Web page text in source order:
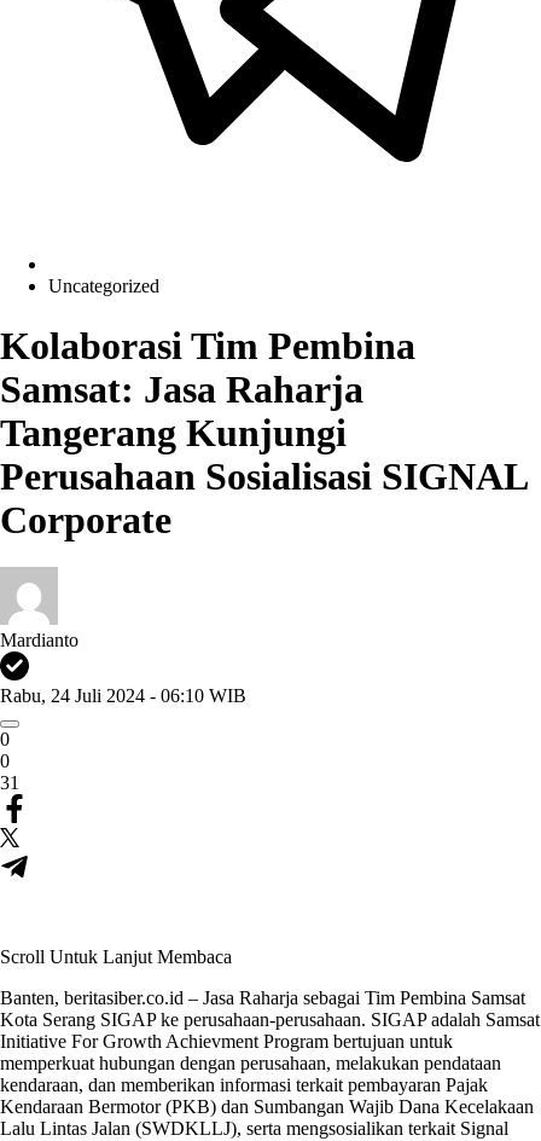
Uncategorized
Kolaborasi Tim Pembina
Samsat: Jasa Raharja
Tangerang Kunjungi
Perusahaan Sosialisasi SIGNAL
Corporate
Mardianto
Rabu, 24 Juli 2024 - 06:10 WIB
0
0
31
Scroll Untuk Lanjut Membaca
Banten, beritasiber.co.id – Jasa Raharja sebagai Tim Pembina Samsat
Kota Serang SIGAP ke perusahaan-perusahaan. SIGAP adalah Samsat
Initiative For Growth Achievment Program bertujuan untuk
memperkuat hubungan dengan perusahaan, melakukan pendataan
kendaraan, dan memberikan informasi terkait pembayaran Pajak
Kendaraan Bermotor (PKB) dan Sumbangan Wajib Dana Kecelakaan
Lalu Lintas Jalan (SWDKLLJ), serta mengsosialikan terkait Signal